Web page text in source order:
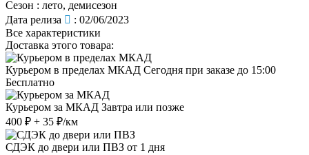
Сезон : лето, демисезон
Дата релиза
: 02/06/2023
Все характеристики
Доставка этого товара:
Курьером в пределах МКАД Сегодня при заказе до 15:00
Бесплатно
Курьером за МКАД Завтра или позже
400 ₽ + 35 ₽/км
СДЭК до двери или ПВЗ от 1 дня